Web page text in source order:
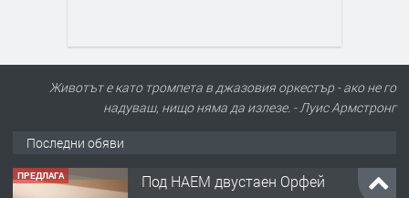
Животът е като тромпета в джазовия оркестър - ако не го
надуваш, нищо няма да излезе. - Луис Армстронг
Последни обяви
ПРЕДЛАГА Под НАЕМ двустаен Орфей